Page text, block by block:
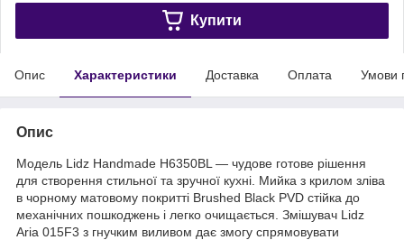
Купити
Опис Характеристики Доставка Оплата Умови
Опис
Модель Lidz Handmade H6350BL — чудове готове рішення
для створення стильної та зручної кухні. Мийка з крилом зліва
в чорному матовому покритті Brushed Black PVD стійка до
механічних пошкоджень і легко очищається. Змішувач Lidz
Aria 015F3 з гнучким виливом дає змогу спрямовувати